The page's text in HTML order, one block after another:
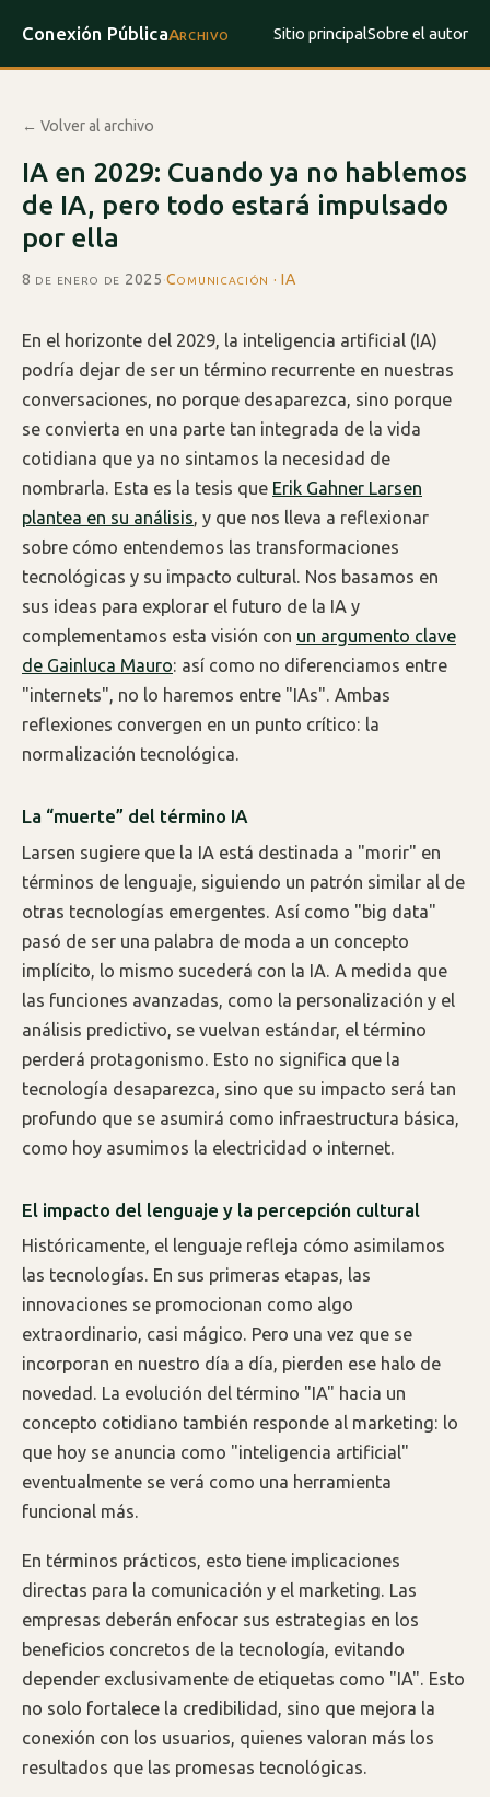
Conexión PúblicaArchivo Sitio principalSobre el autor
← Volver al archivo
IA en 2029: Cuando ya no hablemos
de IA, pero todo estará impulsado
por ella
8 de enero de 2025·Comunicación · IA
En el horizonte del 2029, la inteligencia artificial (IA)
podría dejar de ser un término recurrente en nuestras
conversaciones, no porque desaparezca, sino porque
se convierta en una parte tan integrada de la vida
cotidiana que ya no sintamos la necesidad de
nombrarla. Esta es la tesis que Erik Gahner Larsen
plantea en su análisis, y que nos lleva a reflexionar
sobre cómo entendemos las transformaciones
tecnológicas y su impacto cultural. Nos basamos en
sus ideas para explorar el futuro de la IA y
complementamos esta visión con un argumento clave
de Gainluca Mauro: así como no diferenciamos entre
"internets", no lo haremos entre "IAs". Ambas
reflexiones convergen en un punto crítico: la
normalización tecnológica.
La “muerte” del término IA
Larsen sugiere que la IA está destinada a "morir" en
términos de lenguaje, siguiendo un patrón similar al de
otras tecnologías emergentes. Así como "big data"
pasó de ser una palabra de moda a un concepto
implícito, lo mismo sucederá con la IA. A medida que
las funciones avanzadas, como la personalización y el
análisis predictivo, se vuelvan estándar, el término
perderá protagonismo. Esto no significa que la
tecnología desaparezca, sino que su impacto será tan
profundo que se asumirá como infraestructura básica,
como hoy asumimos la electricidad o internet.
El impacto del lenguaje y la percepción cultural
Históricamente, el lenguaje refleja cómo asimilamos
las tecnologías. En sus primeras etapas, las
innovaciones se promocionan como algo
extraordinario, casi mágico. Pero una vez que se
incorporan en nuestro día a día, pierden ese halo de
novedad. La evolución del término "IA" hacia un
concepto cotidiano también responde al marketing: lo
que hoy se anuncia como "inteligencia artificial"
eventualmente se verá como una herramienta
funcional más.
En términos prácticos, esto tiene implicaciones
directas para la comunicación y el marketing. Las
empresas deberán enfocar sus estrategias en los
beneficios concretos de la tecnología, evitando
depender exclusivamente de etiquetas como "IA". Esto
no solo fortalece la credibilidad, sino que mejora la
conexión con los usuarios, quienes valoran más los
resultados que las promesas tecnológicas.